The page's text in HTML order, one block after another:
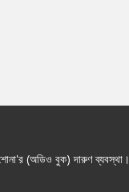
(অডিও বুক) দারুণ ব্যবস্থা।